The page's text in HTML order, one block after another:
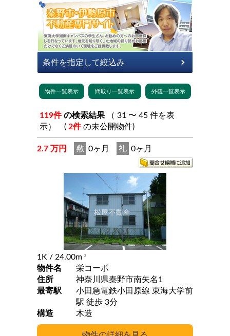
119件 の検索結果
示） ( 2件 の未公開物件)
2.7 万円 敷 0ヶ月 礼 0ヶ月
1K / 24.00m 2
物件名
栄コーポ
住所
神奈川県秦野市南矢名1
最寄駅
小田急電鉄小田原線 東海大学前
駅 徒歩 3分
構造
木造